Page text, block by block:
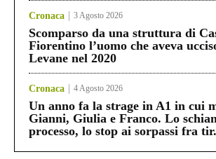
Cronaca 3 Agosto 2026
Scomparso da una struttura di
Fiorentino l’uomo che aveva
Levane nel 2020
Cronaca 4 Agosto 2026
Un anno fa la strage in A1 in cui
Gianni, Giulia e Franco. Lo
processo, lo stop ai sorpassi fra